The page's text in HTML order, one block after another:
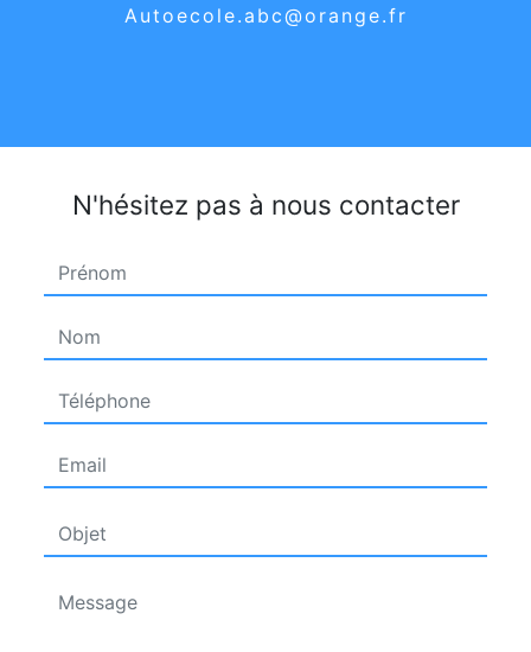
autoecole.abc@orange.fr
N'hésitez pas à nous contacter